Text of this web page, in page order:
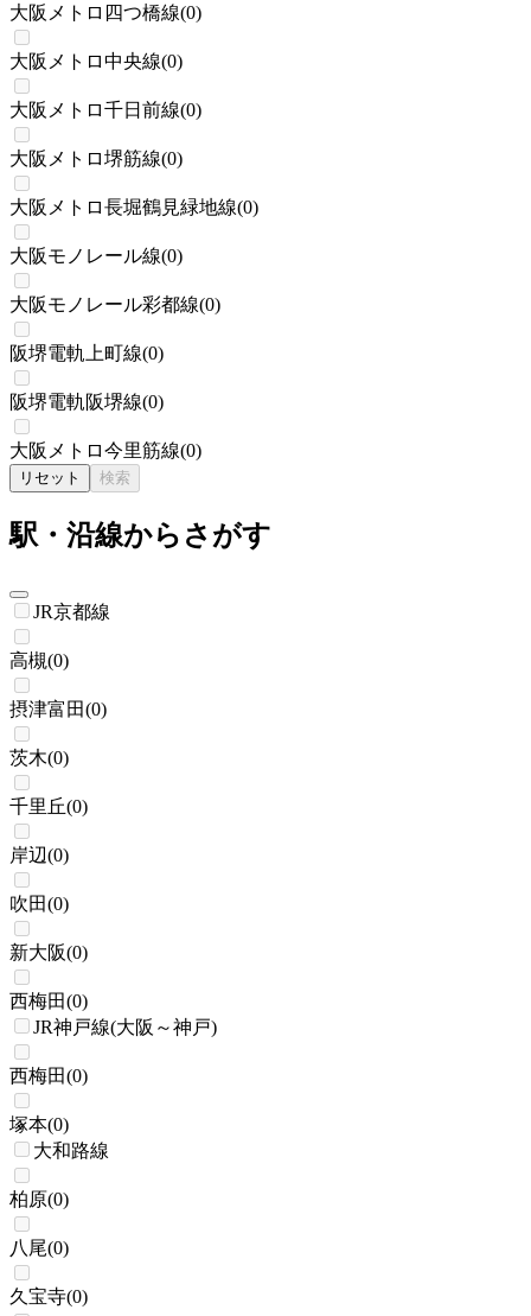
大阪メトロ四つ橋線(0)
大阪メトロ中央線(0)
大阪メトロ千日前線(0)
大阪メトロ堺筋線(0)
大阪メトロ長堀鶴見緑地線(0)
大阪モノレール線(0)
大阪モノレール彩都線(0)
阪堺電軌上町線(0)
阪堺電軌阪堺線(0)
大阪メトロ今里筋線(0)
リセット 検索
駅・沿線からさがす
JR京都線
高槻(0)
摂津富田(0)
茨木(0)
千里丘(0)
岸辺(0)
吹田(0)
新大阪(0)
西梅田(0)
JR神戸線(大阪～神戸)
西梅田(0)
塚本(0)
大和路線
柏原(0)
八尾(0)
久宝寺(0)